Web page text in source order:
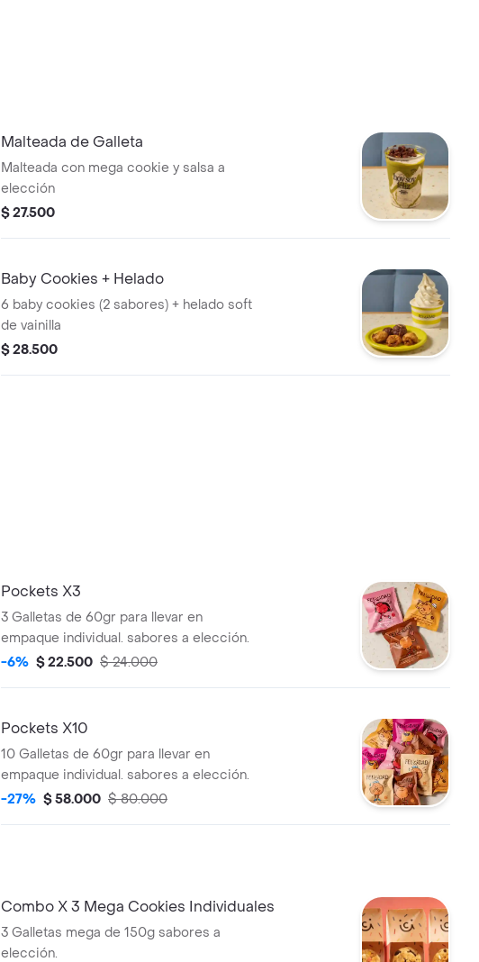
Malteada de Galleta
Malteada con mega cookie y salsa a
elección
$ 27.500
Baby Cookies + Helado
6 baby cookies (2 sabores) + helado soft
de vainilla
$ 28.500
Pockets X3
3 Galletas de 60gr para llevar en
empaque individual. sabores a elección.
-6% $ 22.500 $ 24.000
Pockets X10
10 Galletas de 60gr para llevar en
empaque individual. sabores a elección.
-27% $ 58.000 $ 80.000
Combo X 3 Mega Cookies Individuales
3 Galletas mega de 150g sabores a
elección.